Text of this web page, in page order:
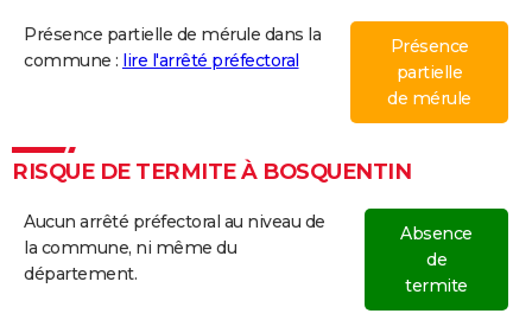
Présence partielle de mérule dans la
commune : lire l'arrêté préfectoral
Présence
partielle
de mérule
RISQUE DE TERMITE À BOSQUENTIN
Aucun arrêté préfectoral au niveau de
la commune, ni même du
département.
Absence
de
termite